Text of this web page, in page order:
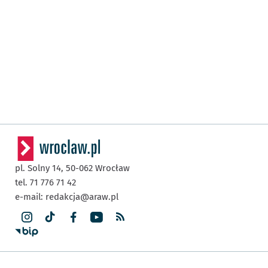
pl. Solny 14, 50-062 Wrocław
tel. 71 776 71 42
e-mail: redakcja@araw.pl